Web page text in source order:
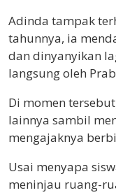
Adinda tampak
tahunnya, ia
dan dinyanyikan
langsung oleh
Di momen
lainnya sambil
mengajaknya
Usai menyapa
meninjau ruang-